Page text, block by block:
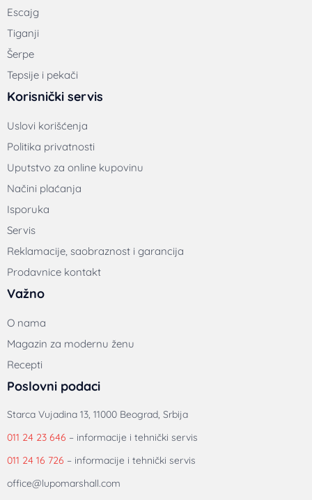
Escajg
Tiganji
Šerpe
Tepsije i pekači
Korisnički servis
Uslovi korišćenja
Politika privatnosti
Uputstvo za online kupovinu
Načini plaćanja
Isporuka
Servis
Reklamacije, saobraznost i garancija
Prodavnice kontakt
Važno
O nama
Magazin za modernu ženu
Recepti
Poslovni podaci
Starca Vujadina 13, 11000 Beograd, Srbija
011 24 23 646 – informacije i tehnički servis
011 24 16 726 – informacije i tehnički servis
office@lupomarshall.com